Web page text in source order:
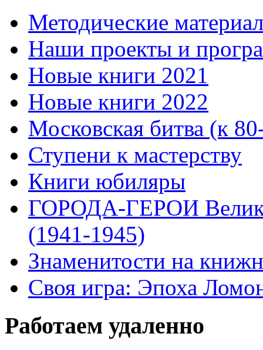
Методические
Наши проекты и
Новые книги 2021
Новые книги 2022
Московская битва (к
Ступени к мастерству
Книги юбиляры
ГОРОДА-ГЕРОИ
(1941-1945)
Знаменитости на
Своя игра: Эпоха
Работаем удаленно